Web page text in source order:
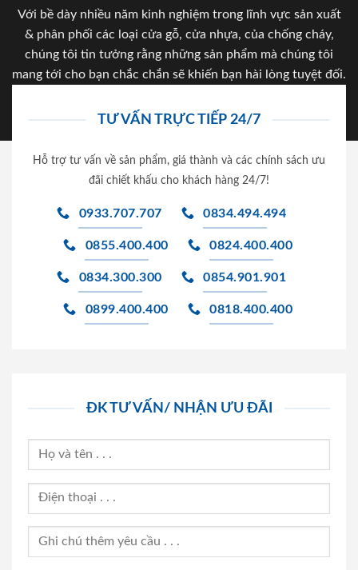
Với bề dày nhiều năm kinh nghiệm trong lĩnh vực sản xuất
& phân phối các loại cửa gỗ, cửa nhựa, của chống cháy,
chúng tôi tin tưởng rằng những sản phẩm mà chúng tôi
mang tới cho bạn chắc chắn sẽ khiến bạn hài lòng tuyệt đối.
TƯ VẤN TRỰC TIẾP 24/7
Hỗ trợ tư vấn về sản phẩm, giá thành và các chính sách ưu
đãi chiết khấu cho khách hàng 24/7!
0933.707.707 0834.494.494
0855.400.400 0824.400.400
0834.300.300 0854.901.901
0899.400.400 0818.400.400
ĐK TƯ VẤN/ NHẬN ƯU ĐÃI